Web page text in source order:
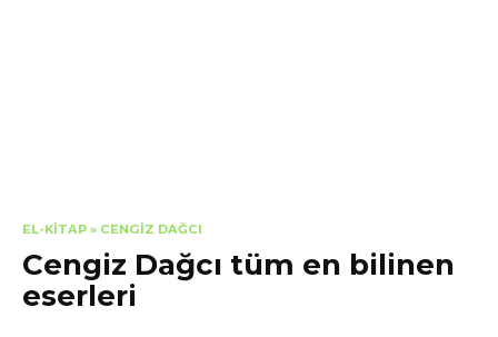
EL-KITAP » CENGIZ DAĞCI
Cengiz Dağcı tüm en bilinen
eserleri